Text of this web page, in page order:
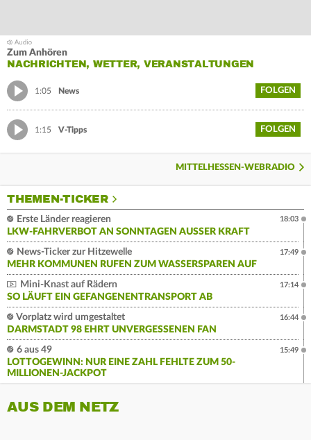
Zum Anhören
NACHRICHTEN, WETTER, VERANSTALTUNGEN
1:05 News FOLGEN
1:15 V-Tipps FOLGEN
MITTELHESSEN-WEBRADIO
THEMEN-TICKER
Erste Länder reagieren
LKW-FAHRVERBOT AN SONNTAGEN AUSSER KRAFT
18:03
News-Ticker zur Hitzewelle
MEHR KOMMUNEN RUFEN ZUM WASSERSPAREN AUF
17:49
Mini-Knast auf Rädern
SO LÄUFT EIN GEFANGENENTRANSPORT AB
17:14
Vorplatz wird umgestaltet
DARMSTADT 98 EHRT UNVERGESSENEN FAN
16:44
6 aus 49
LOTTOGEWINN: NUR EINE ZAHL FEHLTE ZUM 50-
MILLIONEN-JACKPOT
15:49
AUS DEM NETZ